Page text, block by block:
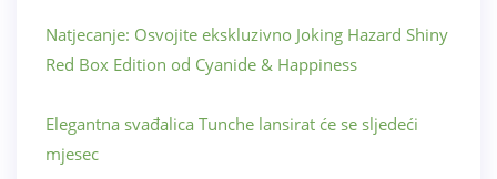
Natjecanje: Osvojite ekskluzivno Joking Hazard Shiny
Red Box Edition od Cyanide & Happiness
Elegantna svađalica Tunche lansirat će se sljedeći
mjesec